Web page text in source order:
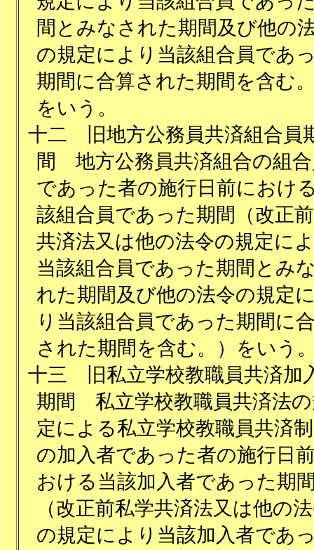
間とみなされた期間及び他の
の規定により当該組合員であ
期間に合算された期間を含む
をいう。
十二
旧地方公務員共済組合員
間 地方公務員共済組合の組
であった者の施行日前におけ
該組合員であった期間（改正
共済法又は他の法令の規定に
当該組合員であった期間とみ
れた期間及び他の法令の規定
り当該組合員であった期間に
された期間を含む。）をいう
十三
旧私立学校教職員共済加
期間 私立学校教職員共済法
定による私立学校教職員共済
の加入者であった者の施行日
おける当該加入者であった期
（改正前私学共済法又は他の
の規定により当該加入者であ